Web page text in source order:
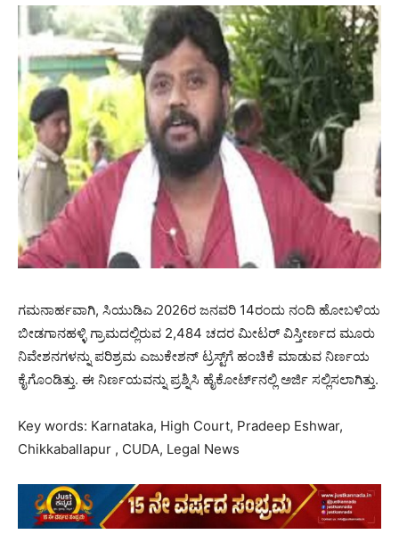
ಗಮನಾರ್ಹವಾಗಿ, ಸಿಯುಡಿಎ 2026ರ ಜನವರಿ 14ರಂದು ನಂದಿ ಹೋಬಳಿಯ
ಬೀಡಗಾನಹಳ್ಳಿ ಗ್ರಾಮದಲ್ಲಿರುವ 2,484 ಚದರ ಮೀಟರ್ ವಿಸ್ತೀರ್ಣದ ಮೂರು
ನಿವೇಶನಗಳನ್ನು ಪರಿಶ್ರಮ ಎಜುಕೇಶನ್ ಟ್ರಸ್ಟ್‌ಗೆ ಹಂಚಿಕೆ ಮಾಡುವ ನಿರ್ಣಯ
ಕೈಗೊಂಡಿತ್ತು. ಈ ನಿರ್ಣಯವನ್ನು ಪ್ರಶ್ನಿಸಿ ಹೈಕೋರ್ಟ್‌ನಲ್ಲಿ ಅರ್ಜಿ ಸಲ್ಲಿಸಲಾಗಿತ್ತು.
Key words: Karnataka, High Court, Pradeep Eshwar,
Chikkaballapur , CUDA, Legal News